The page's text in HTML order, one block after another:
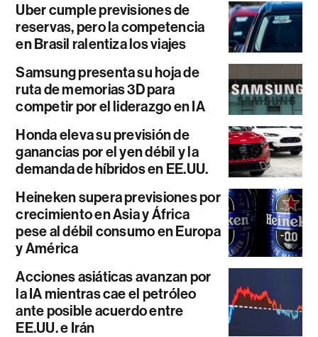
Uber cumple previsiones de
reservas, pero la competencia
en Brasil ralentiza los viajes
Samsung presenta su hoja de
ruta de memorias 3D para
competir por el liderazgo en IA
Honda eleva su previsión de
ganancias por el yen débil y la
demanda de híbridos en EE.UU.
Heineken supera previsiones por
crecimiento en Asia y África
pese al débil consumo en Europa
y América
Acciones asiáticas avanzan por
la IA mientras cae el petróleo
ante posible acuerdo entre
EE.UU. e Irán